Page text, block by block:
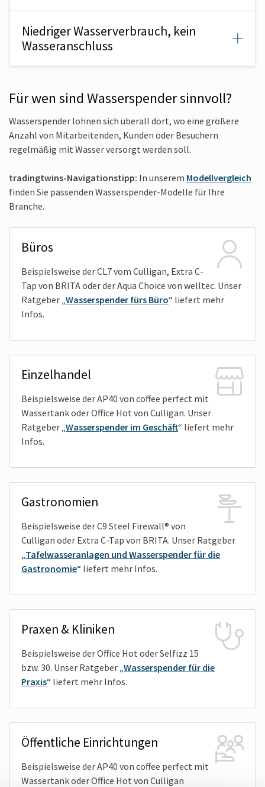
Niedriger Wasserverbrauch, kein
Wasseranschluss
Für wen sind Wasserspender sinnvoll?
Wasserspender lohnen sich überall dort, wo eine größere
Anzahl von Mitarbeitenden, Kunden oder Besuchern
regelmäßig mit Wasser versorgt werden soll.
tradingtwins-Navigationstipp: In unserem Modellvergleich
finden Sie passenden Wasserspender-Modelle für Ihre
Branche.
Büros
Beispielsweise der CL7 vom Culligan, Extra C-
Tap von BRITA oder der Aqua Choice von welltec. Unser
Ratgeber „ Wasserspender fürs Büro“ liefert mehr
Infos.
Einzelhandel
Beispielsweise der AP40 von coffee perfect mit
Wassertank oder Office Hot von Culligan. Unser
Ratgeber „ Wasserspender im Geschäft“ liefert mehr
Infos.
Gastronomien
Beispielsweise der C9 Steel Firewall® von
Culligan oder Extra C-Tap von BRITA. Unser Ratgeber
Tafelwasseranlagen und Wasserspender für die
Gastronomie“ liefert mehr Infos.
Praxen & Kliniken
Beispielsweise der Office Hot oder Selfizz 15
bzw. 30. Unser Ratgeber „ Wasserspender für die
Praxis“ liefert mehr Infos.
Öffentliche Einrichtungen
Beispielsweise der AP40 von coffee perfect mit
Wassertank oder Office Hot von Culligan